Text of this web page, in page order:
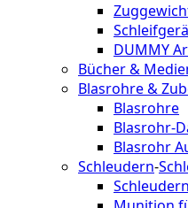
DUMMY
Bücher &
Blasrohre &
Blasrohre
Blasrohr-
Blasrohr
Schleudern-
Schleudern